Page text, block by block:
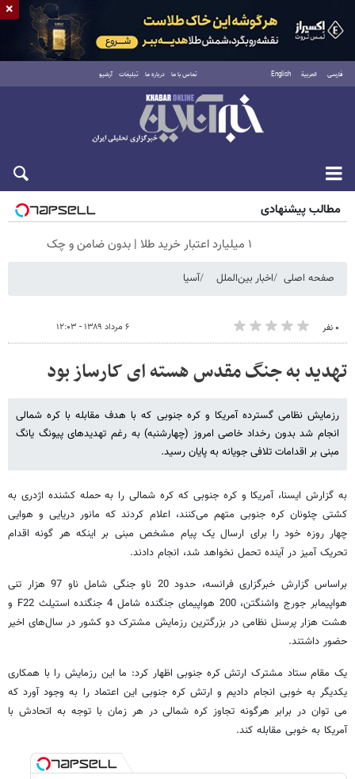
فارسی العربية English تماس با ما درباره ما تبلیغات آرشیو
شنبه ۱۷ مرداد ۱۴۰۵
مطالب پیشنهادی
۱ میلیارد اعتبار خرید طلا | بدون ضامن و چک
صفحه اصلی اخبار بین‌الملل آسیا
۰ نفر ۶ مرداد ۱۳۸۹ - ۱۲:۰۳
تهدید به جنگ مقدس هسته ای کارساز بود
رزمایش نظامی گسترده آمریکا و کره جنوبی که با هدف مقابله با کره شمالی
انجام شد بدون رخداد خاصی امروز (چهارشنبه) به رغم تهدیدهای پیونگ یانگ
مبنی بر اقدامات تلافی جویانه به پایان رسید.
به گزارش ایسنا، آمریکا و کره جنوبی که کره شمالی را به حمله کشنده اژدری به
کشتی چئونان کره جنوبی متهم می‌کنند، اعلام کردند که مانور دریایی و هوایی
چهار روزه خود را برای ارسال یک پیام مشخص مبنی بر اینکه هر گونه اقدام
تحریک آمیز در آینده تحمل نخواهد شد، انجام دادند.
براساس گزارش خبرگزاری فرانسه،‌ حدود 20 ناو جنگی شامل ناو 97 هزار تنی
هواپیمابر جورج واشنگتن، 200 هواپیمای جنگنده شامل 4 جنگنده استیلث F22 و
هشت هزار پرسنل نظامی در بزرگترین رزمایش مشترک دو کشور در سال‌های اخیر
حضور داشتند.
یک مقام ستاد مشترک ارتش کره جنوبی اظهار کرد:‌ ما این رزمایش را با همکاری
یکدیگر به خوبی انجام دادیم و ارتش کره جنوبی این اعتماد را به وجود آورد که
می توان در برابر هرگونه تجاوز کره شمالی در هر زمان با توجه به اتحادش با
آمریکا به خوبی مقابله کند.
×